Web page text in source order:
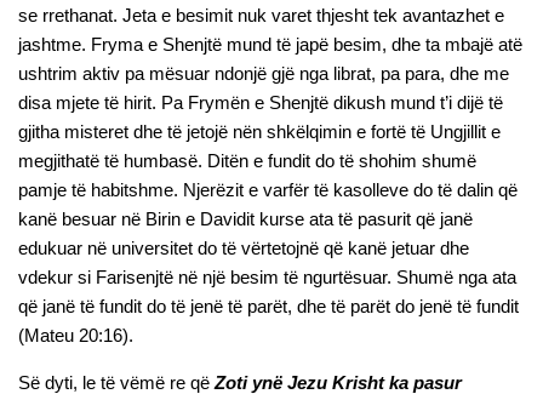
se rrethanat. Jeta e besimit nuk varet thjesht tek avantazhet e
jashtme. Fryma e Shenjtë mund të japë besim, dhe ta mbajë atë
ushtrim aktiv pa mësuar ndonjë gjë nga librat, pa para, dhe me
disa mjete të hirit. Pa Frymën e Shenjtë dikush mund t’i dijë të
gjitha misteret dhe të jetojë nën shkëlqimin e fortë të Ungjillit e
megjithatë të humbasë. Ditën e fundit do të shohim shumë
pamje të habitshme. Njerëzit e varfër të kasolleve do të dalin që
kanë besuar në Birin e Davidit kurse ata të pasurit që janë
edukuar në universitet do të vërtetojnë që kanë jetuar dhe
vdekur si Farisenjtë në një besim të ngurtësuar. Shumë nga ata
që janë të fundit do të jenë të parët, dhe të parët do jenë të fundit
(Mateu 20:16).
Së dyti, le të vëmë re që Zoti ynë Jezu Krisht ka pasur